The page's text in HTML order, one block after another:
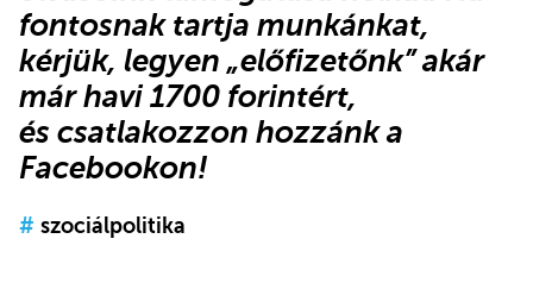
fontosnak tartja munkánkat,
kérjük, legyen „előfizetőnk”akár
már havi 1700 forintért,
és csatlakozzon hozzánk a
Facebookon!
# szociálpolitika